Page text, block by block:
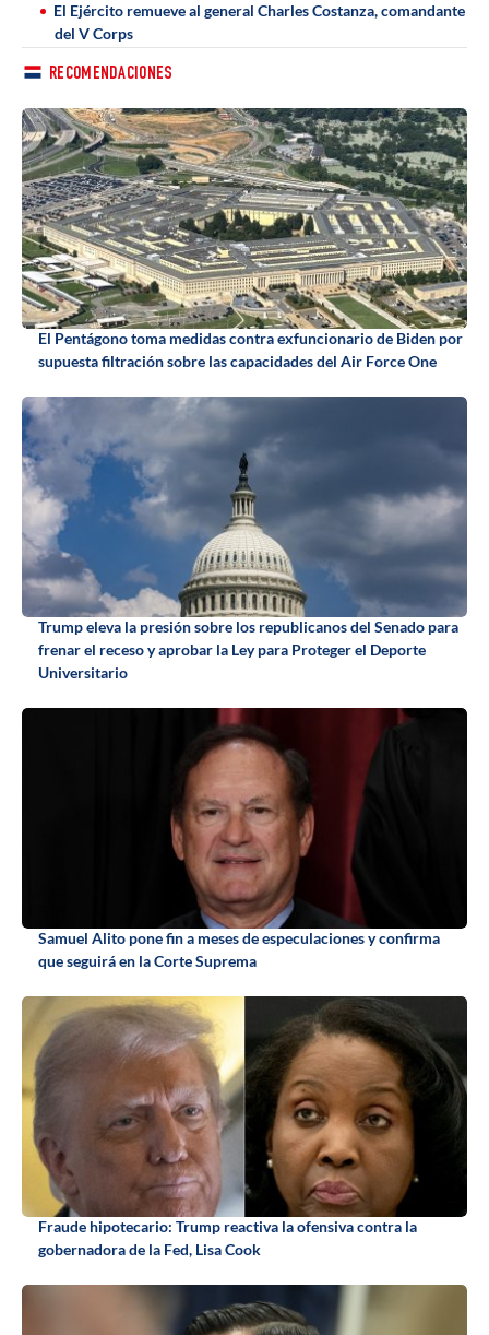
El Ejército remueve al general Charles Costanza, comandante
del V Corps
RECOMENDACIONES
El Pentágono toma medidas contra exfuncionario de Biden por
supuesta filtración sobre las capacidades del Air Force One
Trump eleva la presión sobre los republicanos del Senado para
frenar el receso y aprobar la Ley para Proteger el Deporte
Universitario
Samuel Alito pone fin a meses de especulaciones y confirma
que seguirá en la Corte Suprema
Fraude hipotecario: Trump reactiva la ofensiva contra la
gobernadora de la Fed, Lisa Cook